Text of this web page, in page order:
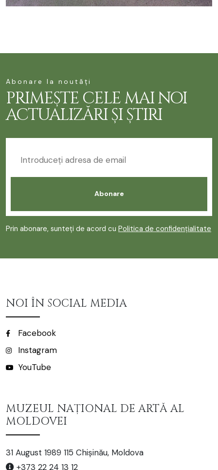
Abonare la noutăți
PRIMEȘTE CELE MAI NOI
ACTUALIZĂRI ȘI ȘTIRI
Prin abonare, sunteți de acord cu Politica de confidențialitate
NOI ÎN SOCIAL MEDIA
Facebook
Instagram
YouTube
MUZEUL NAȚIONAL DE ARTĂ AL
MOLDOVEI
31 August 1989 115 Chișinău, Moldova
+373 22 24 13 12